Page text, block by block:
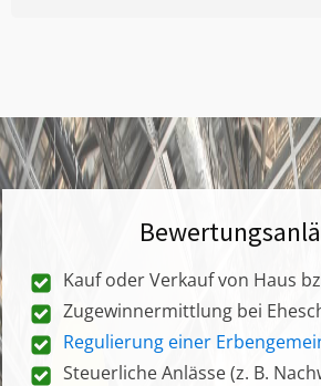
Kauf oder Verkauf von Haus
Zugewinnermittlung bei
Regulierung einer
Steuerliche Anlässe (z. B.